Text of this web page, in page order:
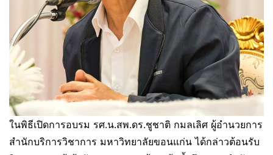
ในพิธีเปิดการอบรม รศ.น.สพ.ดร.ชูชาติ กมลเลิศ ผู้อำนวยการ
สำนักบริการวิชาการ มหาวิทยาลัยขอนแก่น ได้กล่าวต้อนรับ